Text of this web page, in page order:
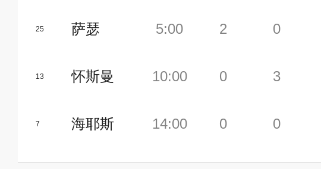
25 萨瑟
13 怀斯曼
7 海耶斯
5:00
10:00
14:00
2
0
0
0
3
0